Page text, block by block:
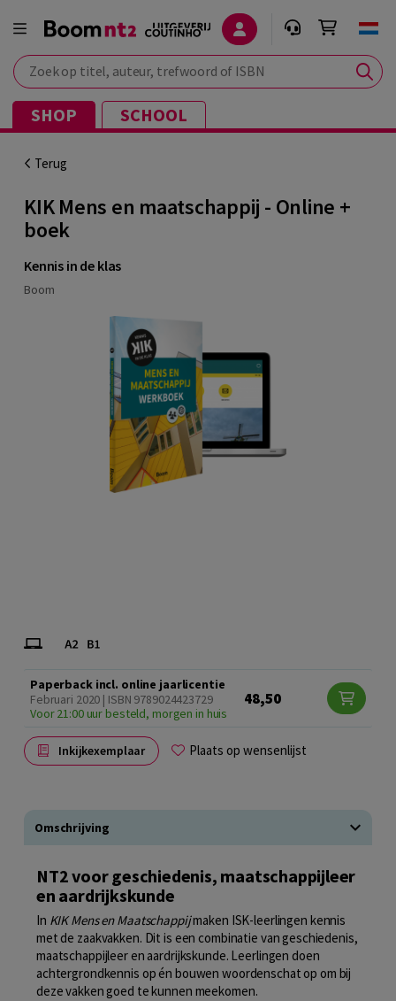
Zoek op titel, auteur, trefwoord of ISBN
SHOP SCHOOL
Terug
KIK Mens en maatschappij - Online +
boek
Kennis in de klas
Boom
Paperback incl. online jaarlicentie
Februari 2020 | ISBN 9789024423729
Voor 21:00 uur besteld, morgen in huis
48,50
Inkijkexemplaar Plaats op wensenlijst
Omschrijving
NT2 voor geschiedenis, maatschappijleer
en aardrijkskunde
In KIK Mens en Maatschappijmaken ISK-leerlingen kennis
met de zaakvakken. Dit is een combinatie van geschiedenis,
maatschappijleer en aardrijkskunde. Leerlingen doen
achtergrondkennis op én bouwen woordenschat op om bij
deze vakken goed te kunnen meekomen.